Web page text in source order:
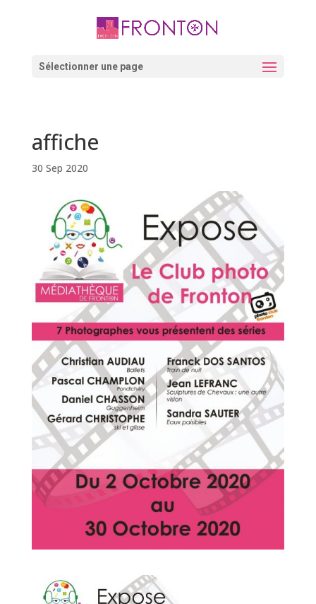
Sélectionner une page
affiche
30 Sep 2020